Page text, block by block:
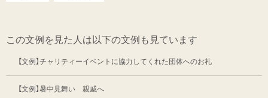
この文例を見た人は以下の文例も見ています
【文例】チャリティーイベントに協力してくれた団体へのお礼
【文例】暑中見舞い 親戚へ